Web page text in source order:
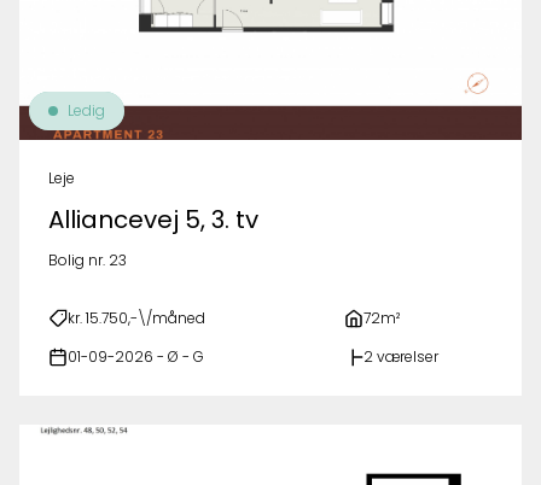
Ledig
Leje
Alliancevej 5, 3. tv
Bolig nr. 23
kr. 15.750,-\/måned 72m²
01-09-2026 - Ø - G 2 værelser